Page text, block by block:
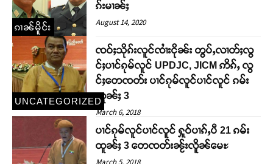
ၵၢၼ်မိူင်း
ၵ်းမၢၼ်ႈ
August 14, 2020
UNCATEGORIZED
ၸဝ်ႈသိုၵ်းလူင်ၸၢႆးငိုၼ်း တွပ်ႇလၢတ်ႈလွ
င်ႈပၢင်ၵုမ်လူင် UPDJC, JICM ဢိၵ်ႇ လွ
င်ႈတေၸတ်း ပၢင်ၵုမ်လူင်ပၢင်လူင် ၵမ်း
ထူၼ်ႈ 3
March 6, 2018
ပၢင်ၵုမ်လူင်ပၢင်လူင် ႁူဝ်ပၢၵ်ႇပီ 21 ၵမ်း
ထူၼ်ႈ 3 တေၸတ်းၼႂ်းလိူၼ်မေႊ
March 5, 2018